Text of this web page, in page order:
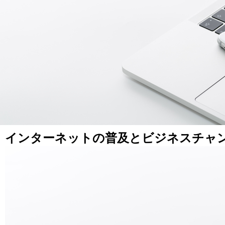
インターネットの普及とビジネスチャ